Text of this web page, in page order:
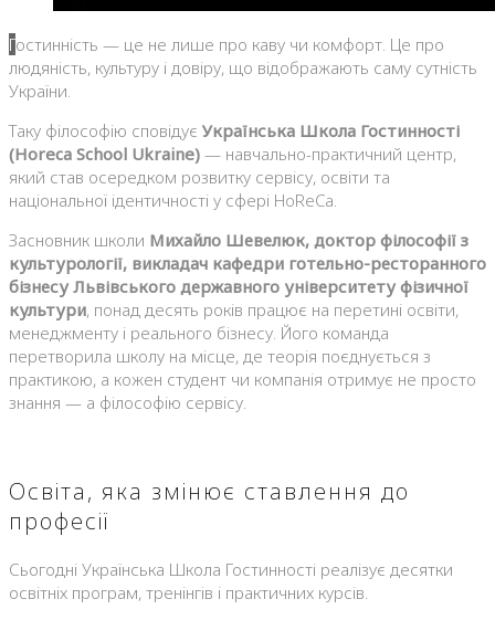
Гостинність — це не лише про каву чи комфорт. Це про
людяність, культуру і довіру, що відображають саму сутність
України.
Таку філософію сповідує Українська Школа Гостинності
(Horeca School Ukraine) — навчально-практичний центр,
який став осередком розвитку сервісу, освіти та
національної ідентичності у сфері HoReCa.
Засновник школи Михайло Шевелюк, доктор філософії з
культурології, викладач кафедри готельно-ресторанного
бізнесу Львівського державного університету фізичної
культури, понад десять років працює на перетині освіти,
менеджменту і реального бізнесу. Його команда
перетворила школу на місце, де теорія поєднується з
практикою, а кожен студент чи компанія отримує не просто
знання — а філософію сервісу.
Освіта, яка змінює ставлення до
професії
Сьогодні Українська Школа Гостинності реалізує десятки
освітніх програм, тренінгів і практичних курсів.